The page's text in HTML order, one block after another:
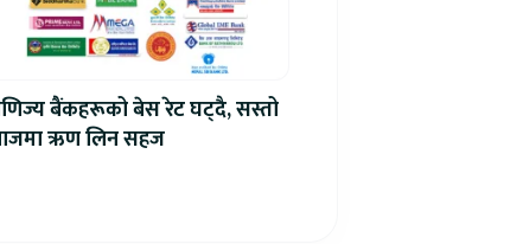
बैंकहरूको बेस रेट घट्दै, सस्तो
ऋण लिन सहज